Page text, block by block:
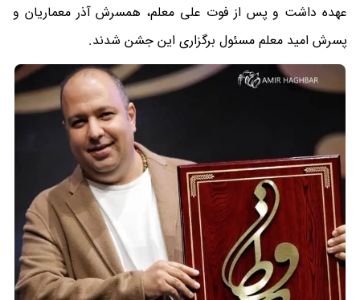
عهده داشت و پس از فوت علی معلم، همسرش آذر معماریان و
پسرش امید معلم مسئول برگزاری این جشن شدند.